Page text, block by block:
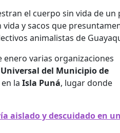
el cuerpo sin vida de un
y sacos que
animalistas de
enero varias organizaciones
del Municipio de
la Isla Puná, lugar donde
aislado y descuidado en un